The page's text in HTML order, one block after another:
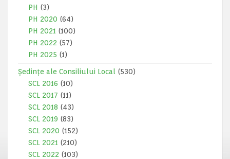
PH (3)
PH 2020 (64)
PH 2021 (100)
PH 2022 (57)
PH 2025 (1)
Ședințe ale Consiliului Local
(530)
SCL 2016 (10)
SCL 2017 (11)
SCL 2018 (43)
SCL 2019 (83)
SCL 2020 (152)
SCL 2021 (210)
SCL 2022 (103)